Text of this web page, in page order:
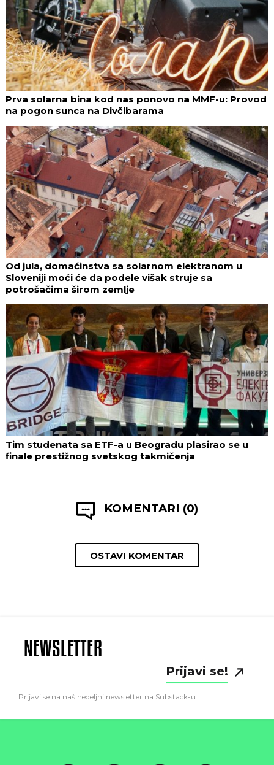
Prva solarna bina kod nas ponovo na MMF-u: Provod
na pogon sunca na Divčibarama
Od jula, domaćinstva sa solarnom elektranom u
Sloveniji moći će da podele višak struje sa
potrošačima širom zemlje
Tim studenata sa ETF-a u Beogradu plasirao se u
finale prestižnog svetskog takmičenja
KOMENTARI (0)
OSTAVI KOMENTAR
NEWSLETTER
Prijavi se!
Prijavi se na naš nedeljni newsletter na Substack-u